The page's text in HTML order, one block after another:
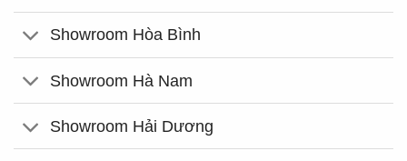
Showroom Hòa Bình
Showroom Hà Nam
Showroom Hải Dương